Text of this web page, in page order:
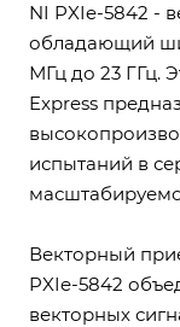
NI PXIe-5842 -
обладающий
МГц до 23 ГГц.
Express
испытаний в
Векторный
PXIe-5842
векторных